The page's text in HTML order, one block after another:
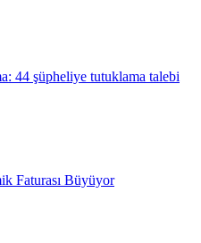
44 şüpheliye tutuklama talebi
Faturası Büyüyor